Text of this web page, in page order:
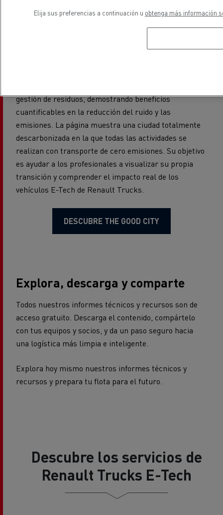
The Good City
muestra cómo las soluciones eléctricas de Renault
gestión de residuos, demostrando beneficios
cuantificables en la reducción del ruido y las
emisiones. La página muestra una ciudad totalmente
descarbonizada en la que todas las actividades se
realizan con transporte de cero emisiones. Su objetivo
es ayudar a los profesionales a visualizar su propia
transición y comprender el impacto real de los
vehículos E-Tech de Renault Trucks.
DESCUBRE THE GOOD CITY
Explora, descarga y comparte
Todos nuestros informes técnicos y recursos son de
acceso gratuito. Descarga el contenido, compártelo
con tus equipos y socios, y da un paso seguro hacia
una logística más limpia e inteligente.
Explora hoy mismo nuestros informes técnicos y
recursos y prepara tu flota para el futuro.
Descubre los servicios de
Renault Trucks E-Tech
Elija sus preferencias a continuación u obtenga más información